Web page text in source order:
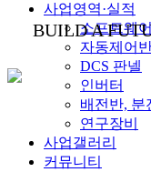
사업영역·실적
소프트웨
자동제어
DCS 판넬
인버터
배전반, 분
연구장비
사업갤러리
커뮤니티
BUILD A